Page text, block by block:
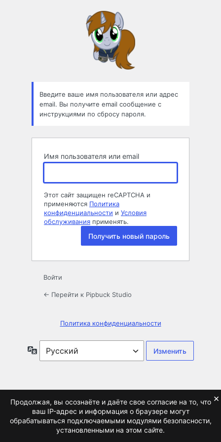
Введите ваше имя пользователя или адрес
email. Вы получите email сообщение с
инструкциями по сбросу пароля.
Имя пользователя или email
Этот сайт защищен reCAPTCHA и
применяются Политика
конфиденциальности и Условия
обслуживания применять.
Войти
← Перейти к Pipbuck Studio
Политика конфиденциальности
Язык
Продолжая, вы осознаёте и даёте свое согласие на то, что
ваш IP-адрес и информация о браузере могут
обрабатываться подключаемыми модулями безопасности,
установленными на этом сайте.
×